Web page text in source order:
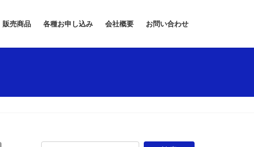
販売商品 各種お申し込み 会社概要 お問い合わせ